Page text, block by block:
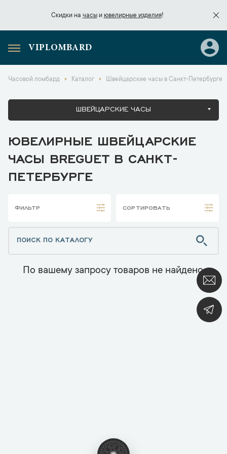
Скидки на часыи ювелирные изделия!
Скидки начасы
VIPLOMBARD
Часовой ломбард Каталог Швейцарские часы в Санкт-Петербурге
ШВЕЙЦАРСКИЕ ЧАСЫ
ЮВЕЛИРНЫЕ ШВЕЙЦАРСКИЕ
ЧАСЫ BREGUET В САНКТ-
ПЕТЕРБУРГЕ
ФИЛЬТР СОРТИРОВАТЬ
По вашему запросу товаров не найдено